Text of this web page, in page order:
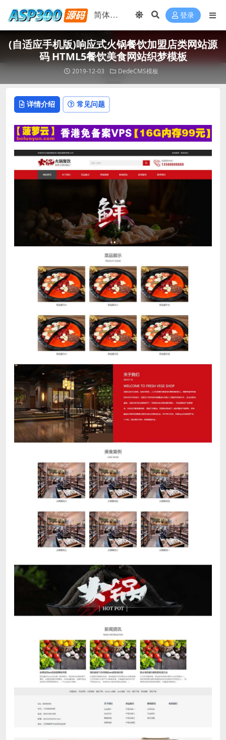
登录
(自适应手机版)响应式火锅餐饮加盟店类网站源
码 HTML5餐饮美食网站织梦模板
2019-12-03 DedeCMS模板
详情介绍 常见问题